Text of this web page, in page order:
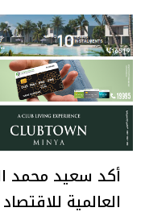
أكد سعيد محمد